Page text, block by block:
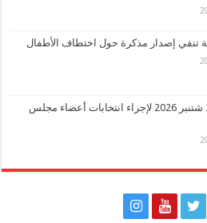
تنفي إصدار مذكرة حول اختطاف الأطفال
تحديد يوم 23 شتنبر 2026 لإجراء انتخابات أعضاء مجلس